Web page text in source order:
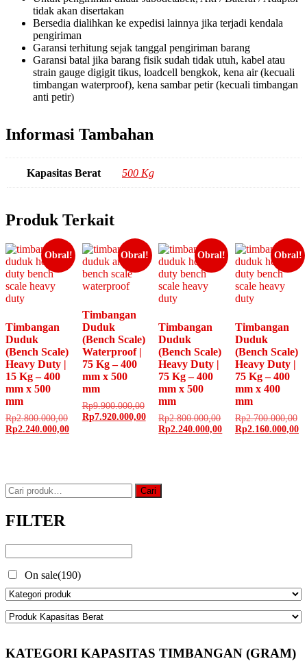
tidak akan disertakan
Bersedia dialihkan ke expedisi lainnya jika terjadi kendala
pengiriman
Garansi terhitung sejak tanggal pengiriman barang
Garansi batal jika barang fisik sudah tidak utuh, kabel atau
strain gauge digigit tikus, loadcell bengkok, kena air (kecuali
timbangan waterproof), kena sambar petir (kecuali timbangan
anti petir)
Informasi Tambahan
Kapasitas Berat 500 Kg
Produk Terkait
Obral!
Timbangan
Duduk
(Bench Scale)
Heavy Duty |
15 Kg – 400
mm x 500
mm
Rp2.800.000,00Harga
aslinya
Rp2.240.000,00Harga
Obral!
Timbangan
Duduk
(Bench Scale)
Waterproof |
75 Kg – 400
mm x 500
mm
Rp9.900.000,00Harga
aslinya
adalah:
Rp7.920.000,00Harga
saat
Obral!
Timbangan
Duduk
(Bench Scale)
Heavy Duty |
75 Kg – 400
mm x 500
mm
Rp2.800.000,00Harga
aslinya
Rp2.240.000,00Harga
Obral!
Timbangan
Duduk
(Bench Scale)
Heavy Duty |
75 Kg – 400
mm x 400
mm
Rp2.700.000,00
Rp2.160.000,00
Pencarian
untuk:
Cari
FILTER
On sale(190)
KATEGORI KAPASITAS TIMBANGAN (GRAM)